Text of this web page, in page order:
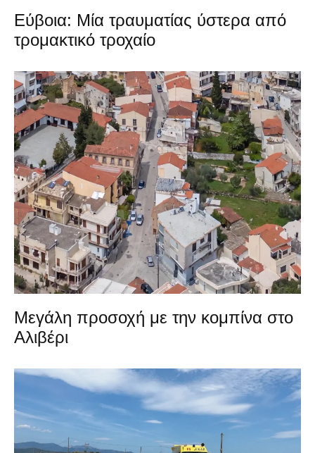
Εύβοια: Μία τραυματίας ύστερα από
τρομακτικό τροχαίο
Μεγάλη προσοχή με την κομπίνα στο
Αλιβέρι